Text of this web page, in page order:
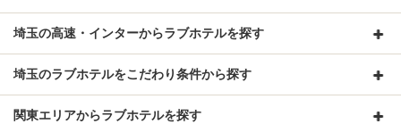
埼玉の高速・インターからラブホテルを探す
埼玉のラブホテルをこだわり条件から探す
関東エリアからラブホテルを探す